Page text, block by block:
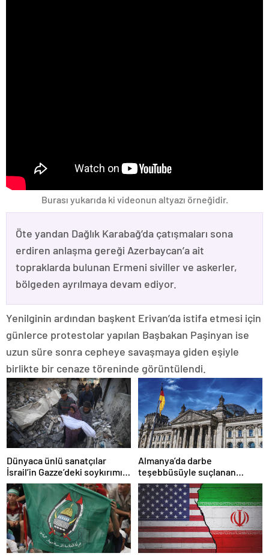
Burası yukarıda ki videonun altyazı örneğidir.
Öte yandan Dağlık Karabağ’da çatışmaları sona
erdiren anlaşma gereği Azerbaycan’a ait
topraklarda bulunan Ermeni siviller ve askerler,
bölgeden ayrılmaya devam ediyor.
Yenilginin ardından başkent Erivan’da istifa etmesi için
günlerce protestolar yapılan Başbakan Paşinyan ise
uzun süre sonra cepheye savaşmaya giden eşiyle
birlikte bir cenaze töreninde görüntülendi.
Dünyaca ünlü sanatçılar
İsrail’in Gazze’deki soykırımını
kınadı
Almanya’da darbe
teşebbüsüyle suçlanan
örgüte ait dernek yasaklandı